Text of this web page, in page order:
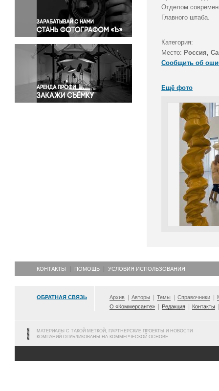
Правосудие
Происшествия и конфликты
Религия
Светская жизнь
Спорт
Экология
Экономика и бизнес
Отделом
Главного штаба.
Категория:
Место: Россия,
Сообщить об
Ещё фото
КОНТАКТЫ ПОМОЩЬ УСЛОВИЯ ИСПОЛЬЗОВАНИЯ
ОБРАТНАЯ СВЯЗЬ Архив Авторы Темы Справочники
О «Коммерсанте»
Редакция Контакты
МАТЕРИАЛЫ С ТАКОЙ МЕТКОЙ, ПАРТНЕРСКИЕ ПРОЕКТЫ И НОВОСТИ
КОМПАНИЙ ОПУБЛИКОВАНЫ НА КОММЕРЧЕСКОЙ ОСНОВЕ